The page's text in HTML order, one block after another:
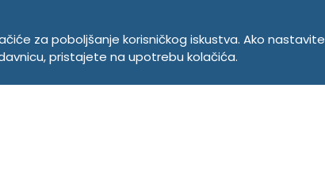
za poboljšanje korisničkog iskustva. Ako nastavite
pristajete na upotrebu kolačića.